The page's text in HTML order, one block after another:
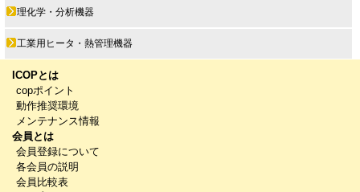
理化学・分析機器
工業用ヒータ・熱管理機器
ICOPとは
copポイント
動作推奨環境
メンテナンス情報
会員とは
会員登録について
各会員の説明
会員比較表